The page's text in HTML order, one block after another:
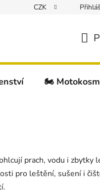
CZK
🏍️
prach, vodu i zbytky
pro leštění, sušení i